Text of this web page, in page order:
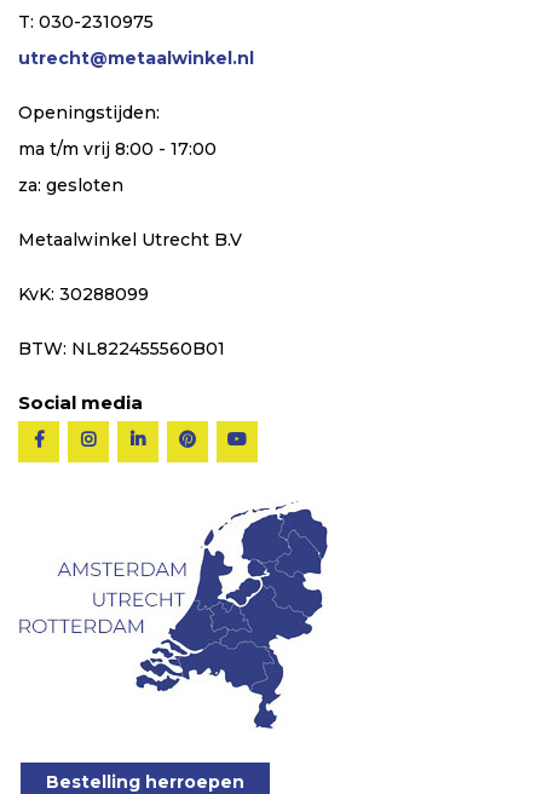
T: 030-2310975
utrecht@metaalwinkel.nl
Openingstijden:
ma t/m vrij 8:00 - 17:00
za: gesloten
Metaalwinkel Utrecht B.V
KvK: 30288099
BTW: NL822455560B01
Social media
Bestelling herroepen